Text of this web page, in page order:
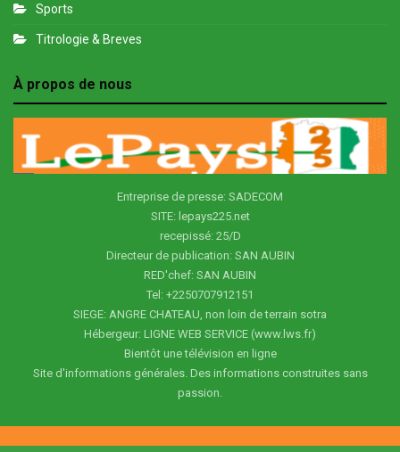
Sports
Titrologie & Breves
À propos de nous
Entreprise de presse: SADECOM
SITE: lepays225.net
recepissé: 25/D
Directeur de publication: SAN AUBIN
RED'chef: SAN AUBIN
Tel: +2250707912151
SIEGE: ANGRE CHATEAU, non loin de terrain sotra
Hébergeur: LIGNE WEB SERVICE (www.lws.fr)
Bientôt une télévision en ligne
Site d'informations générales. Des informations construites sans
passion.